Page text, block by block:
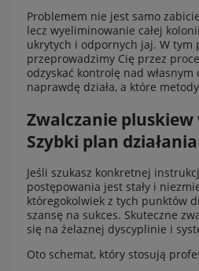
Problemem nie jest samo
lecz wyeliminowanie całej
ukrytych i odpornych jaj. W tym
przeprowadzimy Cię przez
odzyskać kontrolę nad
naprawdę działa, a które
Zwalczanie pluskiew
Szybki plan działania
Jeśli szukasz konkretnej
postępowania jest stały i
któregokolwiek z tych punktów
szansę na sukces. Skuteczne
się na żelaznej dyscyplinie i
Oto schemat, który stosują